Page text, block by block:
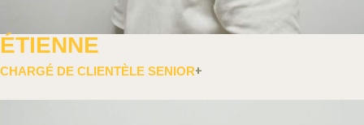
ÉTIENNE
CHARGÉ DE CLIENTÈLE SENIOR